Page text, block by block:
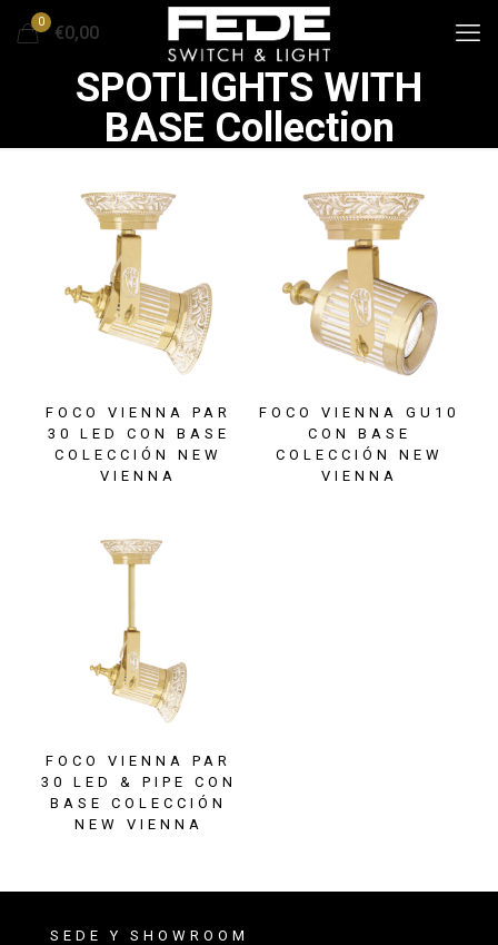
0
€0,00
SPOTLIGHTS WITH
BASE Collection
FOCO VIENNA PAR
30 LED CON BASE
COLECCIÓN NEW
VIENNA
FOCO VIENNA GU10
CON BASE
COLECCIÓN NEW
VIENNA
FOCO VIENNA PAR
30 LED & PIPE CON
BASE COLECCIÓN
NEW VIENNA
SEDE Y SHOWROOM